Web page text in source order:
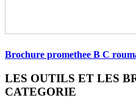
Brochure promethee B C
LES OUTILS ET LES
CATEGORIE